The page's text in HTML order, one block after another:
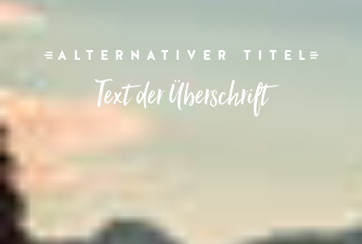
ALTERNATIVER TITEL
Text der Überschrift